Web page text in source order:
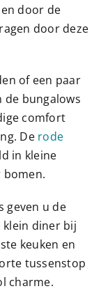
door de
door deze
of een paar
de bungalows
comfort
De rode
in kleine
bomen.
geven u de
diner bij
keuken en
tussenstop
charme.